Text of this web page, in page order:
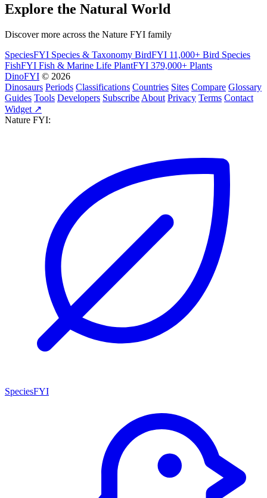
Explore the Natural World
Discover more across the Nature FYI family
SpeciesFYI Species & Taxonomy BirdFYI 11,000+ Bird Species
FishFYI Fish & Marine Life PlantFYI 379,000+ Plants
DinoFYI © 2026
Dinosaurs Periods Classifications Countries Sites Compare Glossary
Guides Tools Developers Subscribe About Privacy Terms Contact
Widget ↗
Nature FYI:
SpeciesFYI